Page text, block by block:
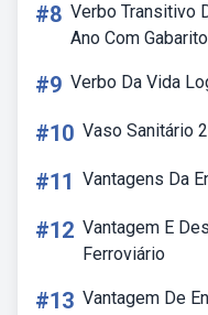
#8 Verbo Transitivo
Ano Com Gabarito
#9 Verbo Da Vida
#10 Vaso Sanitário
#11 Vantagens Da
#12 Vantagem E
Ferroviário
#13 Vantagem De